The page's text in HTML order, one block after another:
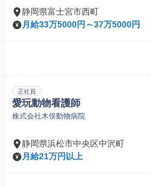
静岡県富士宮市西町
月給33万5000円～37万5000円
正社員
愛玩動物看護師
株式会社木俣動物病院
静岡県浜松市中央区中沢町
月給21万円以上